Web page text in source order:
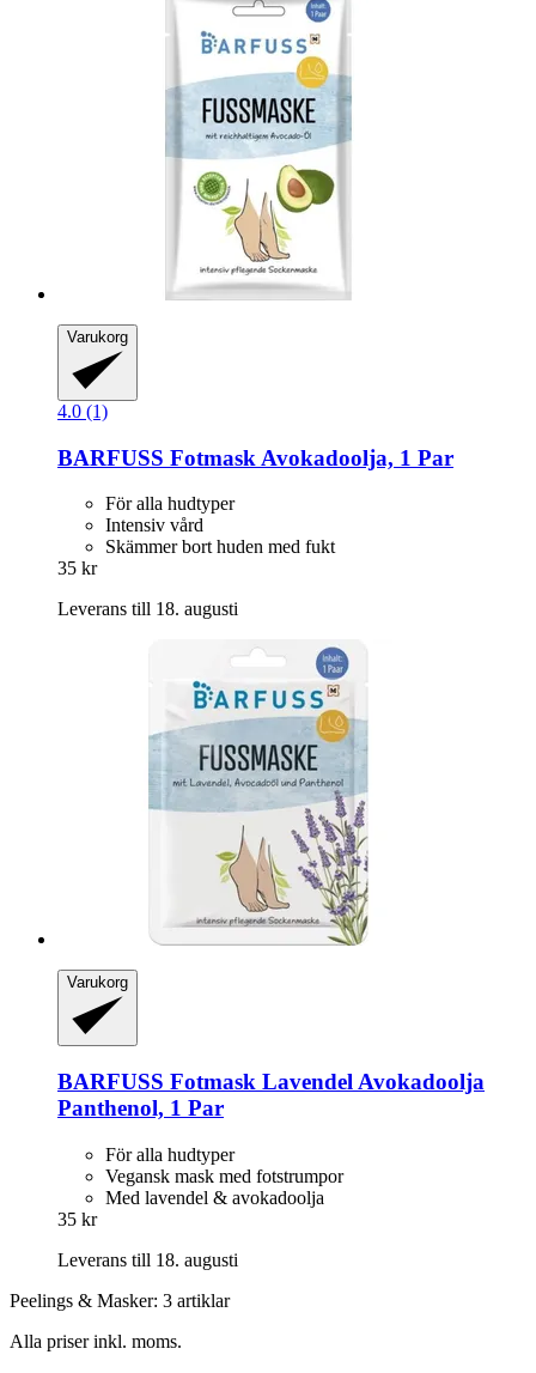
Varukorg
4.0 (1)
BARFUSS Fotmask Avokadoolja, 1 Par
För alla hudtyper
Intensiv vård
Skämmer bort huden med fukt
35 kr
Leverans till 18. augusti
Varukorg
BARFUSS Fotmask Lavendel Avokadoolja
Panthenol, 1 Par
För alla hudtyper
Vegansk mask med fotstrumpor
Med lavendel & avokadoolja
35 kr
Leverans till 18. augusti
Peelings & Masker: 3 artiklar
Alla priser inkl. moms.